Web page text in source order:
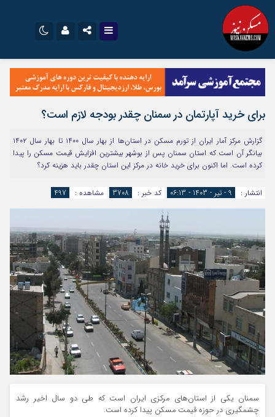
اینستاگرام
تلگرام
سروش
ایتا
آپارات
اپلیکیشن
نام کاربری یا نشانی ایمیل
رمز عبور
مرا به خاطر بسپار
برای خرید آپارتمان در سمنان چقدر بودجه لازم است؟
گزارش مرکز آمار ایران از تورم مسکن در استان‌ها از بهار سال ۱۴۰۰ تا بهار سال ۱۴۰۲
بیانگر آن است که استان سمنان پس از بوشهر بیشترین افزایش قیمت مسکن را پیدا
کرده است. اما اکنون برای خرید خانه در مرکز این استان چقدر باید هزینه کرد؟
انتشار : 9 - تیر - 1403 - 06:13 کد خبر : 3708 مشاهده : 497
سمنان یکی از استان‌های مرکزی ایران است که طی دو سال اخیر رشد
چشمگیری در حوزه قیمت مسکن پیدا کرده است.